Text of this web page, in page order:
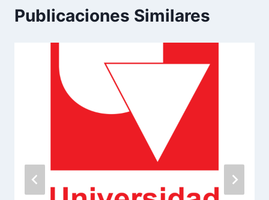
Publicaciones Similares